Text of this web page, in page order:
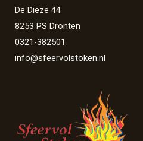
De Dieze 44
8253 PS Dronten
0321-382501
info@sfeervolstoken.nl